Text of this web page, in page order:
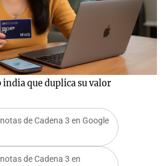
india que duplica su valor
de Cadena 3 en Google
de Cadena 3 en